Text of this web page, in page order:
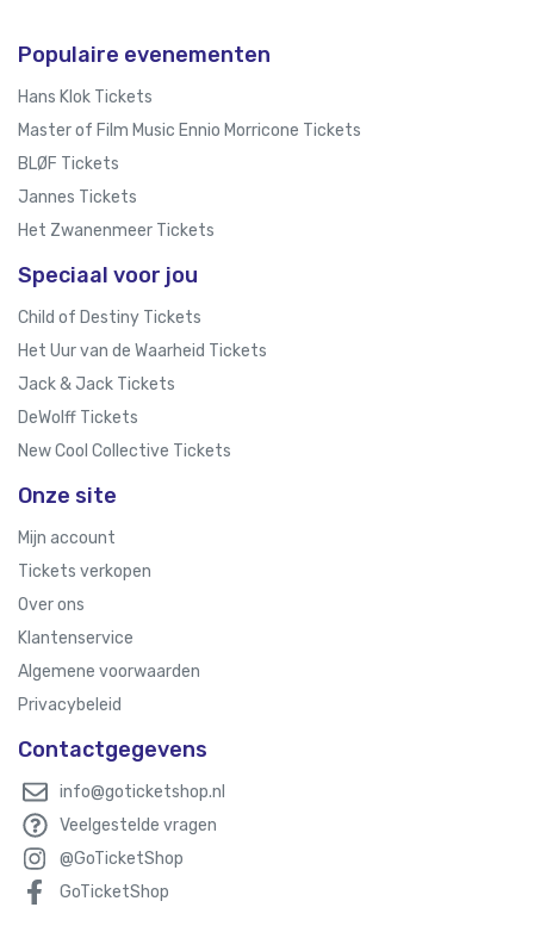
Populaire evenementen
Hans Klok Tickets
Master of Film Music Ennio Morricone Tickets
BLØF Tickets
Jannes Tickets
Het Zwanenmeer Tickets
Speciaal voor jou
Child of Destiny Tickets
Het Uur van de Waarheid Tickets
Jack & Jack Tickets
DeWolff Tickets
New Cool Collective Tickets
Onze site
Mijn account
Tickets verkopen
Over ons
Klantenservice
Algemene voorwaarden
Privacybeleid
Contactgegevens
info@goticketshop.nl
Veelgestelde vragen
@GoTicketShop
GoTicketShop